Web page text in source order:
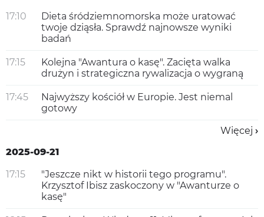
17:10
Dieta śródziemnomorska może uratować
twoje dziąsła. Sprawdź najnowsze wyniki
badań
17:15
Kolejna "Awantura o kasę". Zacięta walka
drużyn i strategiczna rywalizacja o wygraną
17:45
Najwyższy kościół w Europie. Jest niemal
gotowy
Więcej
2025-09-21
17:15
"Jeszcze nikt w historii tego programu".
Krzysztof Ibisz zaskoczony w "Awanturze o
kasę"